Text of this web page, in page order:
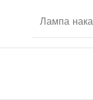
Лампа